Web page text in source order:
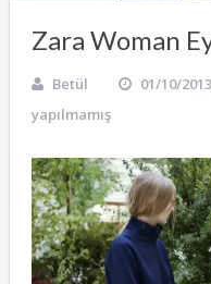
Zara Woman
Betül 01/10/2013
yapılmamış